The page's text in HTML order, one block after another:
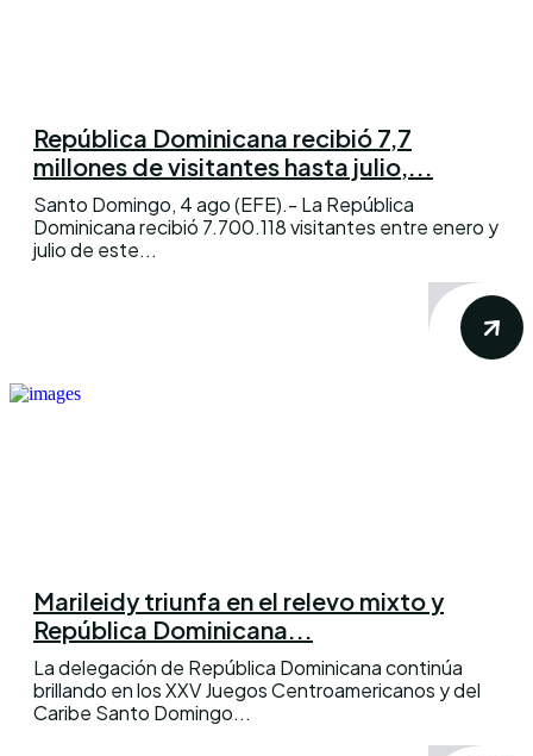
República Dominicana recibió 7,7
millones de visitantes hasta julio,...
Santo Domingo, 4 ago (EFE).- La República
Dominicana recibió 7.700.118 visitantes entre enero y
julio de este...
Marileidy triunfa en el relevo mixto y
República Dominicana...
La delegación de República Dominicana continúa
brillando en los XXV Juegos Centroamericanos y del
Caribe Santo Domingo...